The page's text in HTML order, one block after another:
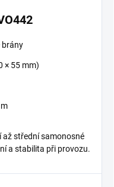
brány
× 55 mm)
až střední samonosné
a stabilita při provozu.